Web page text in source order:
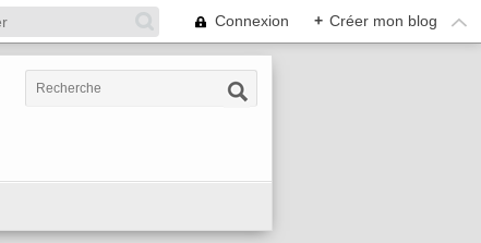
Connexion + Créer mon blog